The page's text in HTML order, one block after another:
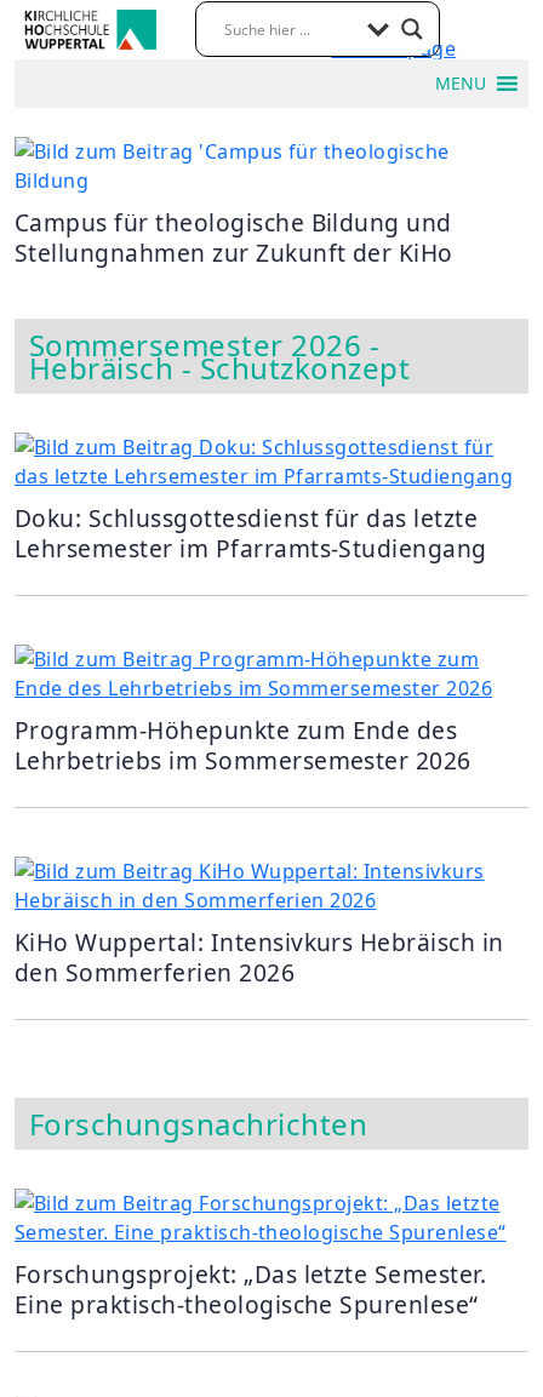
MENU
Campus für theologische Bildung und
Stellungnahmen zur Zukunft der KiHo
Sommersemester 2026 -
Hebräisch - Schutzkonzept
Doku: Schlussgottesdienst für das letzte
Lehrsemester im Pfarramts-Studiengang
Programm-Höhepunkte zum Ende des
Lehrbetriebs im Sommersemester 2026
KiHo Wuppertal: Intensivkurs Hebräisch in
den Sommerferien 2026
Forschungsnachrichten
Forschungsprojekt: „Das letzte Semester.
Eine praktisch-theologische Spurenlese“